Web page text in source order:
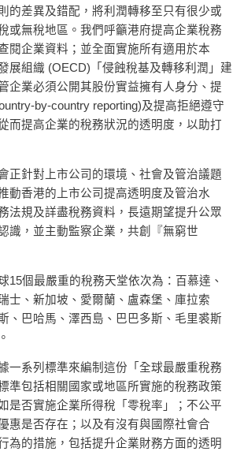
的差異及錯配，將利潤轉移至只有很少或
或無稅地區。我們呼籲港府提高企業稅務
閱企業資料；並全面實施所有適用於本
展組織 (OECD)「侵蝕稅基及轉移利潤」建
企業必須公開其股份實益擁有人身分、提
by-country reporting)及提高拒絕遵守
而提高企業的稅務狀況的透明度，以助打
正針對上市公司的環境、社會及管治議題
動香港的上市公司提高透明度及管治水
法規及詳盡稅務資料，長遠期望提升公眾
識，並主動監察企業，共創『無窮世
15個最嚴重的稅務天堂依次為：百慕達、
士、新加坡、愛爾蘭、盧森堡、庫拉索
、巴哈馬、澤西島、巴巴多斯、毛里裘斯
一系列標準來編制這份「全球最嚴重稅務
準包括相關國家或地區所實施的稅務政策
是否實施企業所得稅「零稅率」；不公平
惠是否存在；以及有沒有與國際社會合
為的措施，包括提升企業財務方面的透明